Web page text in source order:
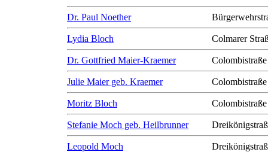
Dr. Paul Noether
Lydia Bloch Colmarer
Dr. Gottfried Maier-Kraemer
Julie Maier geb. Kraemer
Moritz Bloch
Stefanie Moch geb. Heilbrunner
Leopold Moch